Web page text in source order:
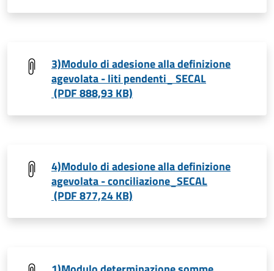
3)Modulo di adesione alla definizione
agevolata - liti pendenti_ SECAL
(PDF 888,93 KB)
4)Modulo di adesione alla definizione
agevolata - conciliazione_SECAL
(PDF 877,24 KB)